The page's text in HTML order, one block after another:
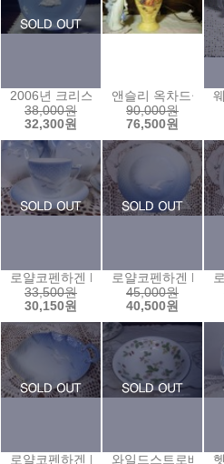
2006년 크리스마스 이어플레이트
38,000원
32,300원
앤슬리 옥차드골드
90,000원
76,500원
로얄코펜하겐 B&G 블루시걸 갈매기
33,500원
30,150원
로얄코펜하겐
45,000원
40,500원
로얄코펜하겐 B&G 블루시걸 갈매기
와일드스트로베리